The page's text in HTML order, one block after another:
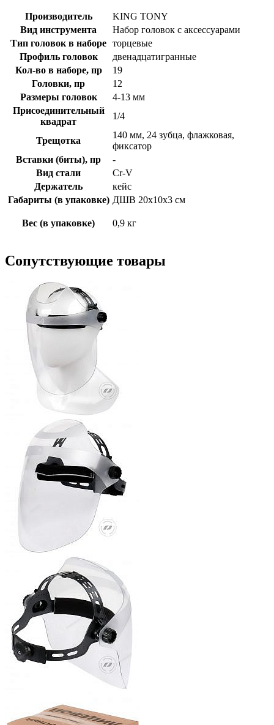
Производитель
KING TONY
Вид инструмента
Набор головок с аксессуарами
Тип головок в наборе торцевые
Профиль головок
двенадцатигранные
Кол-во в наборе, пр
19
Головки, пр
12
Размеры головок
4-13 мм
Присоединительный
квадрат
1/4
Трещотка
140 мм, 24 зубца, флажковая,
фиксатор
Вставки (биты), пр
-
Вид стали
Cr-V
Держатель
кейс
Габариты (в упаковке) ДШВ 20х10х3 см
Вес (в упаковке) 0,9 кг
Сопутствующие товары